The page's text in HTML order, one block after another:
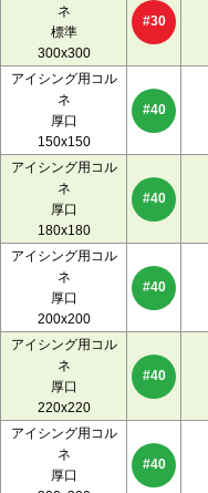
ネ
標準
300x300
#30
アイシング用コル
ネ
厚口
150x150
#40
アイシング用コル
ネ
厚口
180x180
#40
アイシング用コル
ネ
厚口
200x200
#40
アイシング用コル
ネ
厚口
220x220
#40
アイシング用コル
ネ
厚口
#40